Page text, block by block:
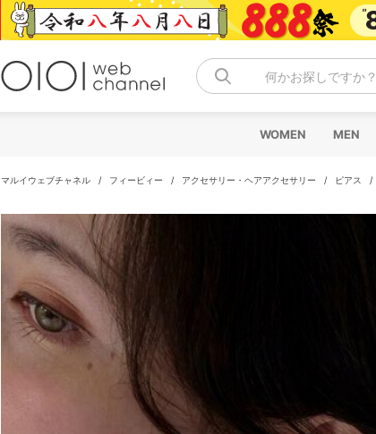
何かお探しですか？
WOMEN MEN
マルイウェブチャネル / フィービィー / アクセサリー・ヘアアクセサリー / ピアス /